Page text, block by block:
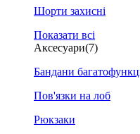
Шорти захисні
Показати всі
Аксесуари(7)
Бандани
Пов'язки на лоб
Рюкзаки